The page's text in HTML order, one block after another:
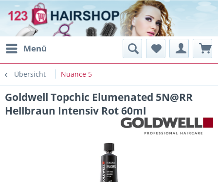
Menü
Übersicht Nuance 5
Goldwell Topchic Elumenated 5N@RR
Hellbraun Intensiv Rot 60ml